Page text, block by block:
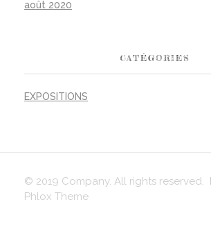
août 2020
CATÉGORIES
EXPOSITIONS
© 2019 Company. All rights reserved.
Phlox Theme